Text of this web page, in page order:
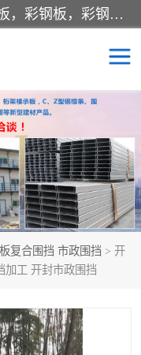
郑州鑫纵建材有限公司供应阳光板，彩钢板，彩钢钢构工程是一家集生产销售租赁安装于一体的企业，主要生产PC采光板，耐力板，仿古琉璃采光板，岩棉板、彩钢压型板、镀锌压型板、桁架楼承板，C、Z型钢檩条、围挡板、轻钢结构，阳光温室大棚等新型建材产品。公司旗下有多台移动式高空压瓦机租赁，承接全国各地业务，专业对外租赁各种型号压瓦机。
复合围挡 市政围挡 > 开
加工 开封市政围挡
合成树脂仿古瓦
采光板
力板
板
构配件